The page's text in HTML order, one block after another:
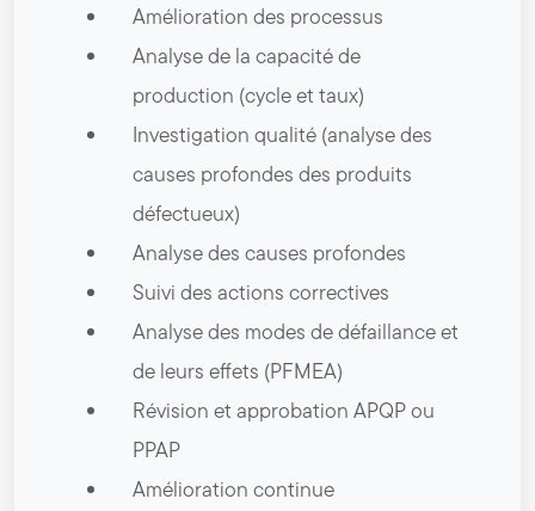
Amélioration des processus
Analyse de la capacité de
production (cycle et taux)
Investigation qualité (analyse des
causes profondes des produits
défectueux)
Analyse des causes profondes
Suivi des actions correctives
Analyse des modes de défaillance et
de leurs effets (PFMEA)
Révision et approbation APQP ou
PPAP
Amélioration continue